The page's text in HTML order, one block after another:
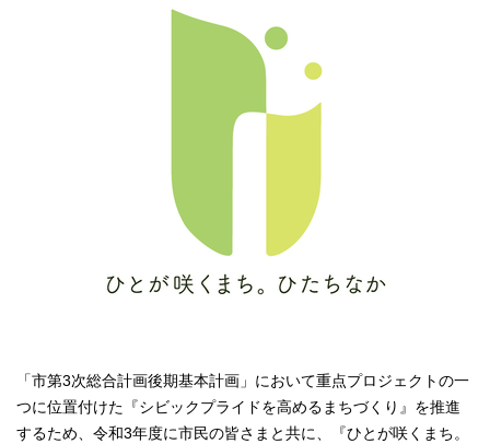
「市第3次総合計画後期基本計画」において重点プロジェクトの一
つに位置付けた『シビックプライドを高めるまちづくり』を推進
するため、令和3年度に市民の皆さまと共に、『ひとが咲くまち。